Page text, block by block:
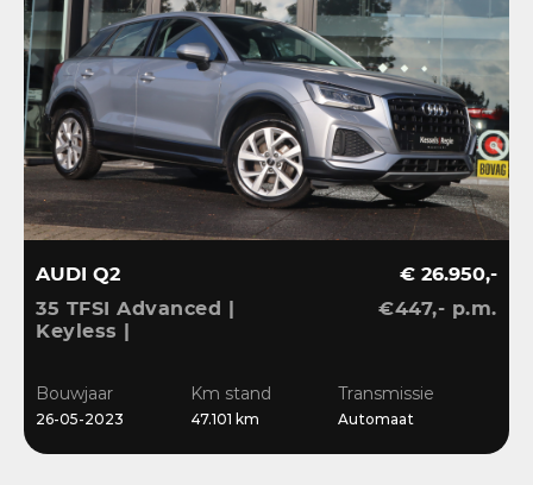
AUDI Q2
35 TFSI Advanced |
Keyless |
Navi | Sensoren | 17”
€ 26.950,-
€447,- p.m.
Bouwjaar
26-05-2023
Km stand
47.101 km
Transmissie
Automaat